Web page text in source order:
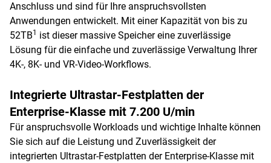
Anschluss und sind für Ihre anspruchsvollsten
Anwendungen entwickelt. Mit einer Kapazität von bis zu
52TB1
ist dieser massive Speicher eine zuverlässige
Lösung für die einfache und zuverlässige Verwaltung Ihrer
4K-, 8K- und VR-Video-Workflows.
Integrierte Ultrastar-Festplatten der
Enterprise-Klasse mit 7.200 U/min
Für anspruchsvolle Workloads und wichtige Inhalte können
Sie sich auf die Leistung und Zuverlässigkeit der
integrierten Ultrastar-Festplatten der Enterprise-Klasse mit